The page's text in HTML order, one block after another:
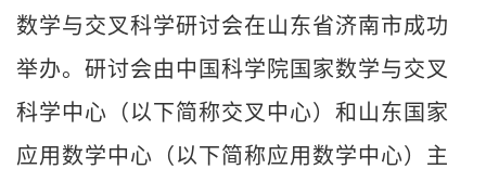
数学与交叉科学研讨会在山东省济南市成功
举办。研讨会由中国科学院国家数学与交叉
科学中心（以下简称交叉中心）和山东国家
应用数学中心（以下简称应用数学中心）主